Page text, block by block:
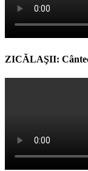
ZICĂLAŞII: